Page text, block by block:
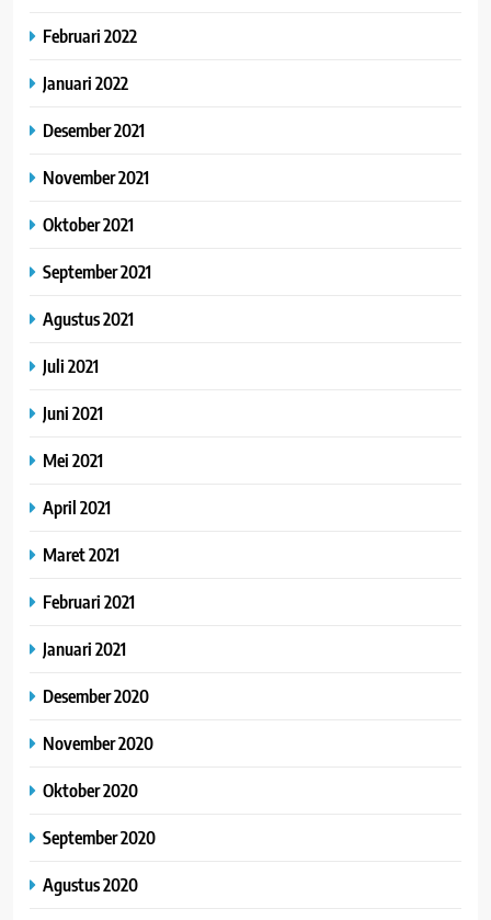
Februari 2022
Januari 2022
Desember 2021
November 2021
Oktober 2021
September 2021
Agustus 2021
Juli 2021
Juni 2021
Mei 2021
April 2021
Maret 2021
Februari 2021
Januari 2021
Desember 2020
November 2020
Oktober 2020
September 2020
Agustus 2020